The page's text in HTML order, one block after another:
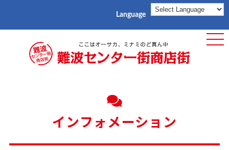
Language
インフォメーション